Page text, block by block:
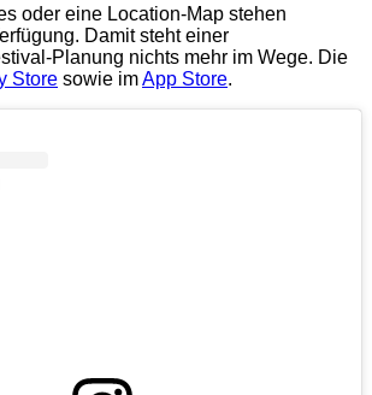
oder eine Location-Map stehen
Damit steht einer
Planung nichts mehr im Wege. Die
Store sowie imApp Store.